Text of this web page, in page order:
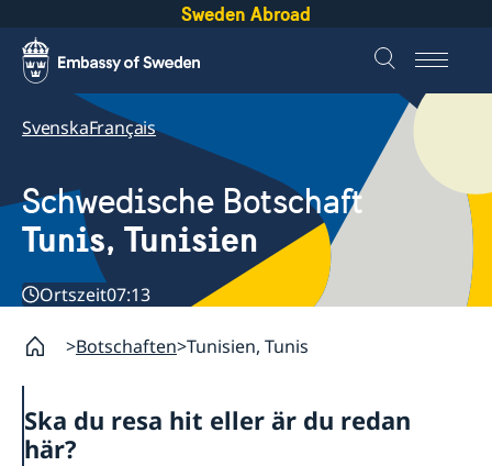
Sweden Abroad
SvenskaFrançais
Schwedische Botschaft
Tunis, Tunisien
Ortszeit07:13
Botschaften Tunisien, Tunis
Ska du resa hit eller är du redan
här?